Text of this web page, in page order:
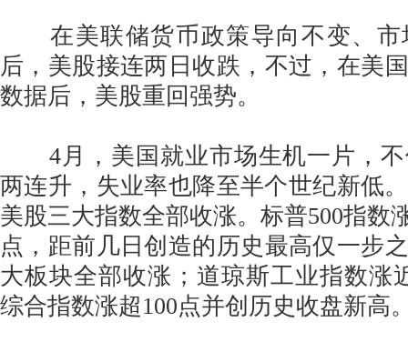
在美联储货币政策导向不变、市
后，美股接连两日收跌，不过，在美
数据后，美股重回强势。
4月，美国就业市场生机一片，不
两连升，失业率也降至半个世纪新低
美股三大指数全部收涨。标普500指数
点，距前几日创造的历史最高仅一步
大板块全部收涨；道琼斯工业指数涨
综合指数涨超100点并创历史收盘新高